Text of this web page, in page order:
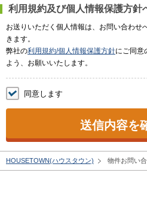
利用規約及び個人情報保護方針
お送りいただく個人情報は、お問い合わせ
きます。
弊社の利用規約/個人情報保護方針にご同意
よう、お願いいたします。
同意します
送信内容を
HOUSETOWN(ハウスタウン) 物件お問い